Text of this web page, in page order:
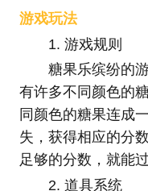
游戏玩法
1. 游戏规则
糖果乐缤纷的
有许多不同颜色的
同颜色的糖果连成
失，获得相应的分
足够的分数，就能过
2. 道具系统